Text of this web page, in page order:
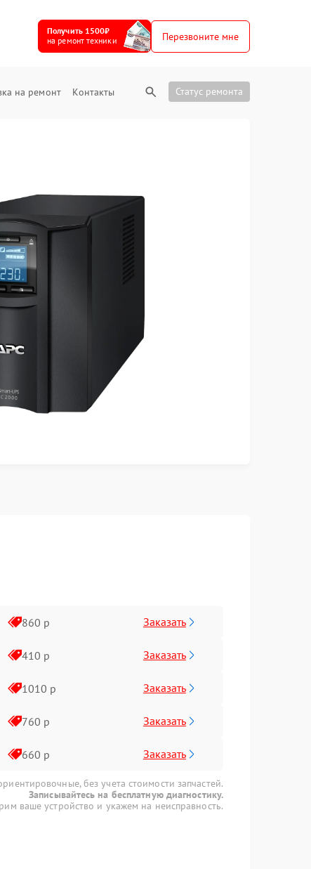
Получить 1500₽
на ремонт техники
Перезвоните мне
на ремонт Контакты Статус ремонта
860 р Заказать
410 р Заказать
1010 р Заказать
760 р Заказать
660 р Заказать
без учета стоимости запчастей.
Записывайтесь на бесплатную диагностику.
ваше устройство и укажем на неисправность.